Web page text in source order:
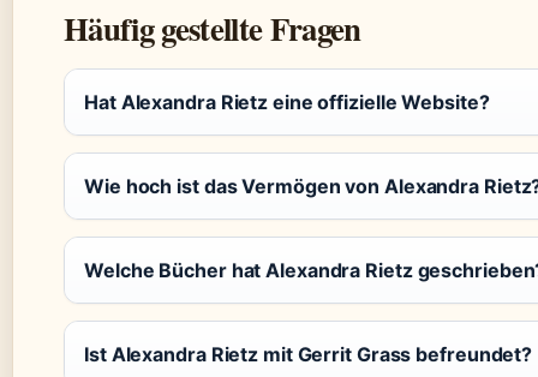
Häufig gestellte Fragen
Hat Alexandra Rietz eine offizielle Website?
Wie hoch ist das Vermögen von Alexandra
Welche Bücher hat Alexandra Rietz
Ist Alexandra Rietz mit Gerrit Grass befreundet?